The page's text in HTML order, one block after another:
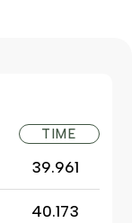
TIME
39.961
40.173